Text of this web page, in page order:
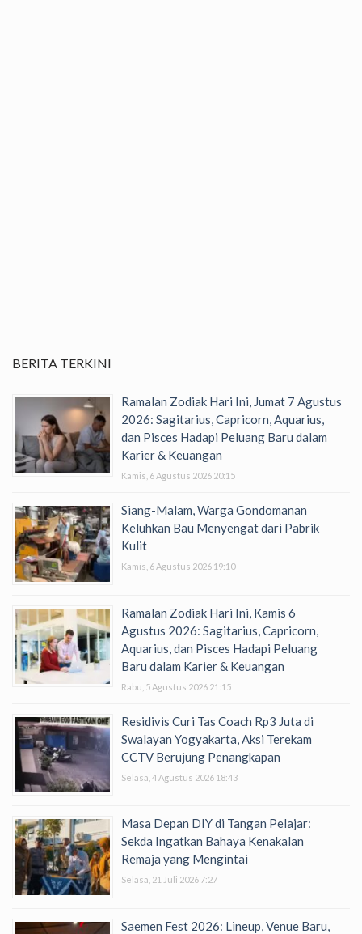
BERITA TERKINI
Ramalan Zodiak Hari Ini, Jumat 7 Agustus
2026: Sagitarius, Capricorn, Aquarius,
dan Pisces Hadapi Peluang Baru dalam
Karier & Keuangan
Kamis, 6 Agustus 2026 20:15
Siang-Malam, Warga Gondomanan
Keluhkan Bau Menyengat dari Pabrik
Kulit
Kamis, 6 Agustus 2026 19:10
Ramalan Zodiak Hari Ini, Kamis 6
Agustus 2026: Sagitarius, Capricorn,
Aquarius, dan Pisces Hadapi Peluang
Baru dalam Karier & Keuangan
Rabu, 5 Agustus 2026 21:15
Residivis Curi Tas Coach Rp3 Juta di
Swalayan Yogyakarta, Aksi Terekam
CCTV Berujung Penangkapan
Selasa, 4 Agustus 2026 18:43
Masa Depan DIY di Tangan Pelajar:
Sekda Ingatkan Bahaya Kenakalan
Remaja yang Mengintai
Selasa, 21 Juli 2026 7:27
Saemen Fest 2026: Lineup, Venue Baru,